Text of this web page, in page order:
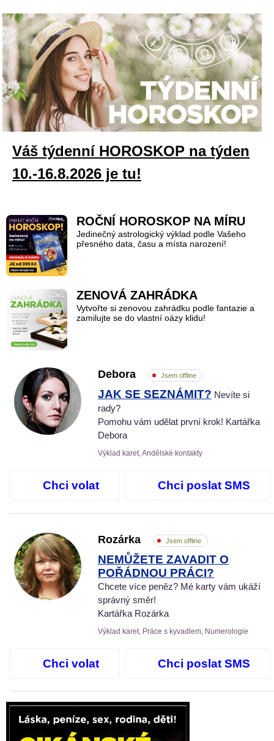
Váš týdenní HOROSKOP na týden
10.-16.8.2026 je tu!
ROČNÍ HOROSKOP NA MÍRU
Jedinečný astrologický výklad podle Vašeho
přesného data, času a místa narození!
ZENOVÁ ZAHRÁDKA
Vytvořte si zenovou zahrádku podle fantazie a
zamilujte se do vlastní oázy klidu!
Debora Jsem offline
JAK SE SEZNÁMIT? Nevíte si
rady?
Pomohu vám udělat první krok! Kartářka
Debora
Výklad karet, Andělské kontakty
Chci volat Chci poslat SMS
Rozárka Jsem offline
NEMŮŽETE ZAVADIT O
POŘÁDNOU PRÁCI?
Chcete více peněz? Mé karty vám ukáží
správný směr!
Kartářka Rozárka
Výklad karet, Práce s kyvadlem, Numerologie
Chci volat Chci poslat SMS